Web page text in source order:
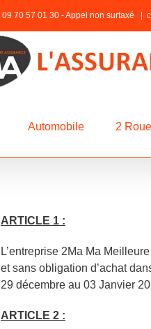
70 57 01 30 - Appel non surtaxé
Automobile 2
ARTICLE 1 :
L’entreprise 2Ma Ma
et sans obligation d’achat
29 décembre au 03 Janvier
ARTICLE 2 :